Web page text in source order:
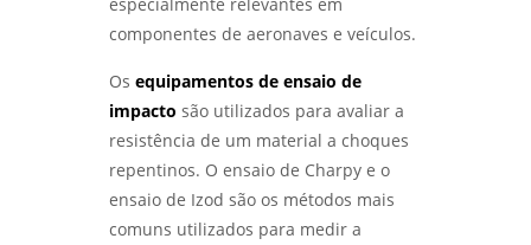
componentes de aeronaves e veículos.
Os equipamentos de ensaio de
impacto são utilizados para avaliar a
resistência de um material a choques
repentinos. O ensaio de Charpy e o
ensaio de Izod são os métodos mais
comuns utilizados para medir a